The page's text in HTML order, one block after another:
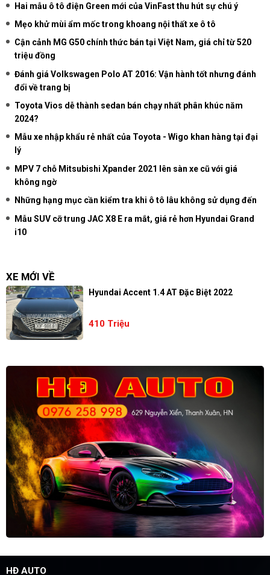
Hai mẫu ô tô điện Green mới của VinFast thu hút sự chú ý
Mẹo khử mùi ẩm mốc trong khoang nội thất xe ô tô
Cận cảnh MG G50 chính thức bán tại Việt Nam, giá chỉ từ 520
triệu đồng
Đánh giá Volkswagen Polo AT 2016: Vận hành tốt nhưng đánh
đổi về trang bị
Toyota Vios dễ thành sedan bán chạy nhất phân khúc năm
2024?
Mẫu xe nhập khẩu rẻ nhất của Toyota - Wigo khan hàng tại đại
lý
MPV 7 chỗ Mitsubishi Xpander 2021 lên sàn xe cũ với giá
không ngờ
Những hạng mục cần kiểm tra khi ô tô lâu không sử dụng đến
Mẫu SUV cỡ trung JAC X8 E ra mắt, giá rẻ hơn Hyundai Grand
i10
XE MỚI VỀ
Hyundai Accent 1.4 AT Đặc Biệt 2022
410 Triệu
HĐ AUTO